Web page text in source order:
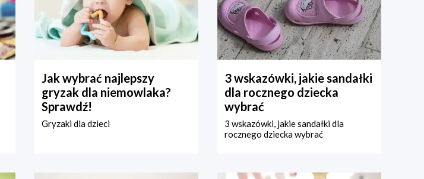
Jak wybrać najlepszy
gryzak dla niemowlaka?
Sprawdź!
Gryzaki dla dzieci
3 wskazówki, jakie sandałki
dla rocznego dziecka
wybrać
3 wskazówki, jakie sandałki dla
rocznego dziecka wybrać